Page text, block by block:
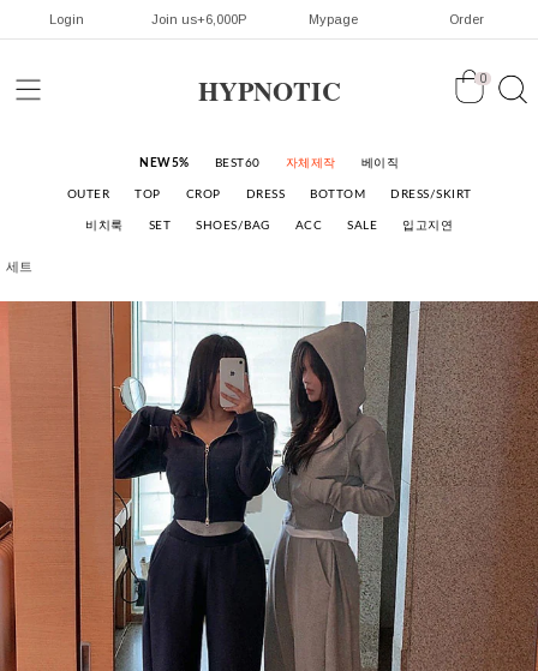
Login Join us+6,000P Mypage Order
HYPNOTIC 0
NEW5% BEST60 자체제작 베이직
OUTER TOP CROP DRESS BOTTOM DRESS/SKIRT
비치룩 SET SHOES/BAG ACC SALE 입고지연
세트